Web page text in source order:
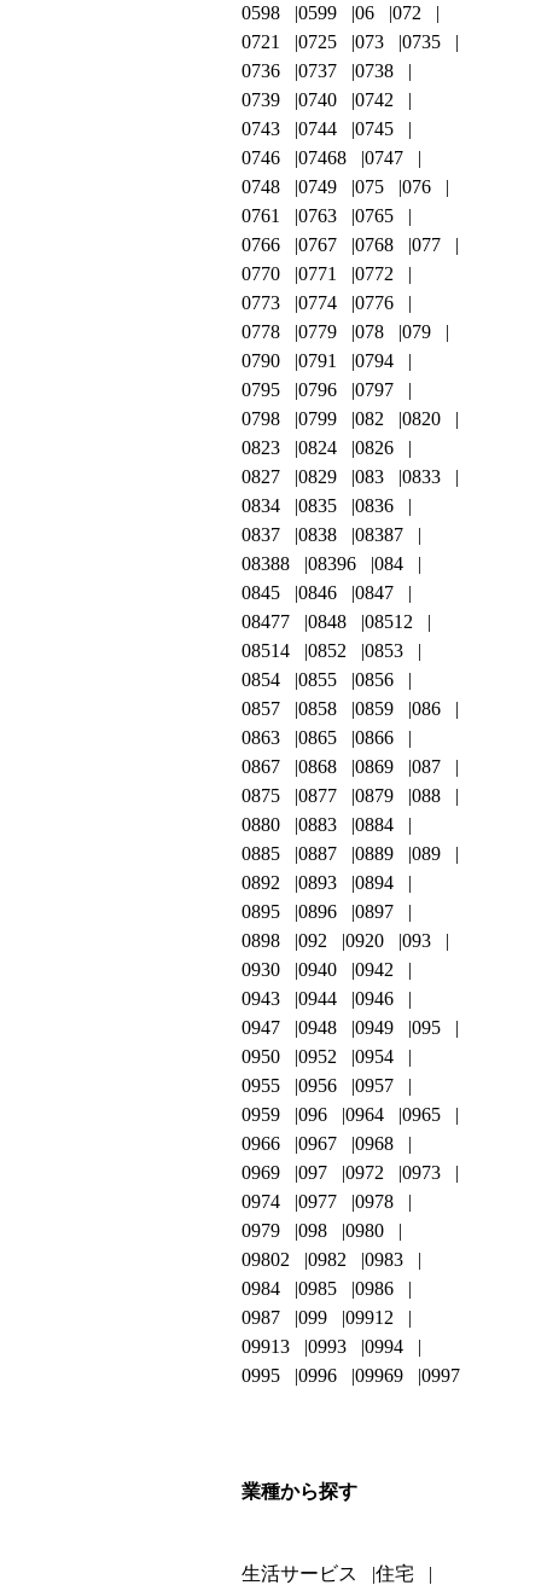
0598
0599 06
072
0721
0725 073
0735
0736
0737
0738
0739
0740
0742
0743
0744
0745
0746
07468
0747
0748
0749 075
076
0761
0763
0765
0766
0767 0768
077
0770
0771
0772
0773
0774
0776
0778
0779 078
079
0790
0791
0794
0795
0796
0797
0798
0799 082
0820
0823
0824
0826
0827
0829 083
0833
0834
0835
0836
0837
0838
08387
08388
08396
084
0845
0846
0847
08477
0848
08512
08514
0852
0853
0854
0855
0856
0857
0858 0859
086
0863
0865
0866
0867
0868 0869
087
0875
0877 0879
088
0880
0883
0884
0885
0887 0889
089
0892
0893
0894
0895
0896
0897
0898
092 0920
093
0930
0940
0942
0943
0944
0946
0947
0948 0949
095
0950
0952
0954
0955
0956
0957
0959
096 0964
0965
0966
0967
0968
0969
097 0972
0973
0974
0977
0978
0979
098
0980
09802
0982
0983
0984
0985
0986
0987
099
09912
09913
0993
0994
0995
0996 09969 0997
業種から探す
生活サービス 住宅